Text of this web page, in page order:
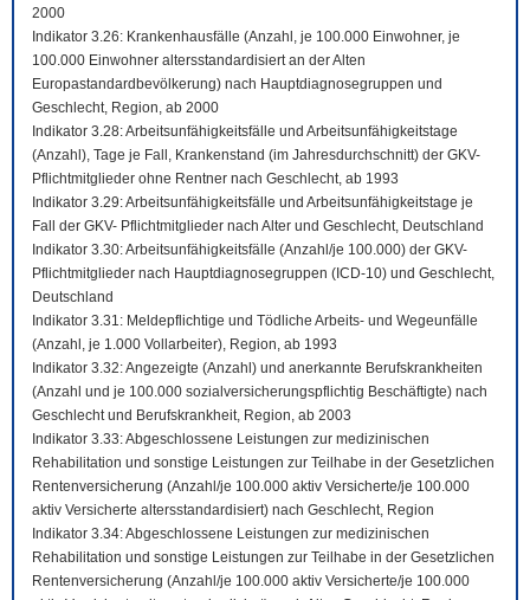
2000
Indikator 3.26: Krankenhausfälle (Anzahl, je 100.000 Einwohner, je
100.000 Einwohner altersstandardisiert an der Alten
Europastandardbevölkerung) nach Hauptdiagnosegruppen und
Geschlecht, Region, ab 2000
Indikator 3.28: Arbeitsunfähigkeitsfälle und Arbeitsunfähigkeitstage
(Anzahl), Tage je Fall, Krankenstand (im Jahresdurchschnitt) der GKV-
Pflichtmitglieder ohne Rentner nach Geschlecht, ab 1993
Indikator 3.29: Arbeitsunfähigkeitsfälle und Arbeitsunfähigkeitstage je
Fall der GKV- Pflichtmitglieder nach Alter und Geschlecht, Deutschland
Indikator 3.30: Arbeitsunfähigkeitsfälle (Anzahl/je 100.000) der GKV-
Pflichtmitglieder nach Hauptdiagnosegruppen (ICD-10) und Geschlecht,
Deutschland
Indikator 3.31: Meldepflichtige und Tödliche Arbeits- und Wegeunfälle
(Anzahl, je 1.000 Vollarbeiter), Region, ab 1993
Indikator 3.32: Angezeigte (Anzahl) und anerkannte Berufskrankheiten
(Anzahl und je 100.000 sozialversicherungspflichtig Beschäftigte) nach
Geschlecht und Berufskrankheit, Region, ab 2003
Indikator 3.33: Abgeschlossene Leistungen zur medizinischen
Rehabilitation und sonstige Leistungen zur Teilhabe in der Gesetzlichen
Rentenversicherung (Anzahl/je 100.000 aktiv Versicherte/je 100.000
aktiv Versicherte altersstandardisiert) nach Geschlecht, Region
Indikator 3.34: Abgeschlossene Leistungen zur medizinischen
Rehabilitation und sonstige Leistungen zur Teilhabe in der Gesetzlichen
Rentenversicherung (Anzahl/je 100.000 aktiv Versicherte/je 100.000